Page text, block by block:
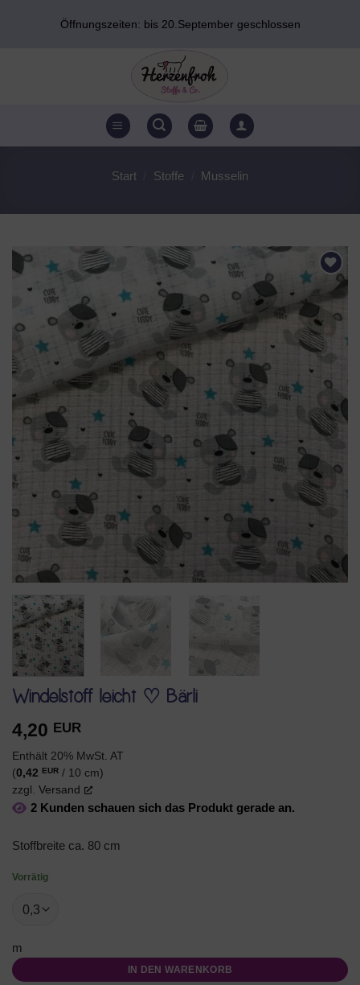
Öffnungszeiten: bis 20.September geschlossen
Start Stoffe Musselin
AUF DEN
WUNSCHZETTEL
Windelstoff leicht ♡ Bärli
4,20 EUR
Enthält 20% MwSt. AT
(0,42 EUR / 10 cm)
zzgl. Versand
2 Kunden schauen sich das Produkt gerade an.
Stoffbreite ca. 80 cm
Vorrätig
m
IN DEN WARENKORB